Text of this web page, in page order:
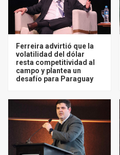
Ferreira advirtió que la
volatilidad del dólar
resta competitividad al
campo y plantea un
desafío para Paraguay